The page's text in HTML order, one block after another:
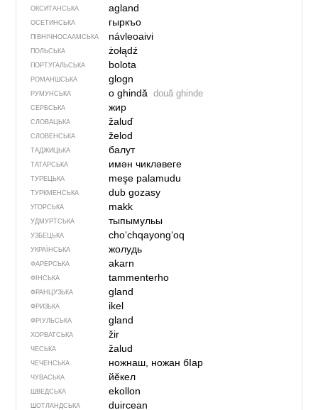
ОКСИТАНСЬКА agland
ОСЕТИНСЬКА гыркъо
ПІВНІЧНОСААМСЬКА návleoaivi
ПОЛЬСЬКА żołądź
ПОРТУГАЛЬСЬКА bolota
РОМАНШСЬКА glogn
РУМУНСЬКА o ghindă două ghinde
СЕРБСЬКА жир
СЛОВАЦЬКА žaluď
СЛОВЕНСЬКА želod
ТАДЖИЦЬКА балут
ТАТАРСЬКА имән чикләвеге
ТУРЕЦЬКА meşe palamudu
ТУРКМЕНСЬКА dub gozasy
УГОРСЬКА makk
УДМУРТСЬКА тыпымульы
УЗБЕЦЬКА choʻchqayongʻoq
УКРАЇНСЬКА жолудь
ФАРЕРСЬКА akarn
ФІНСЬКА tammenterho
ФРАНЦУЗЬКА gland
ФРИЗЬКА ikel
ФРІУЛЬСЬКА gland
ХОРВАТСЬКА žir
ЧЕСЬКА žalud
ЧЕЧЕНСЬКА ножнаш, ножан бIар
ЧУВАСЬКА йӗкел
ШВЕДСЬКА ekollon
ШОТЛАНДСЬКА duircean